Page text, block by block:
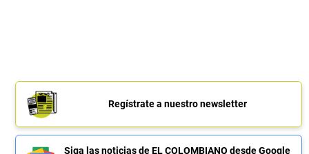
Regístrate a nuestro newsletter
Siga las noticias de EL COLOMBIANO desde Google